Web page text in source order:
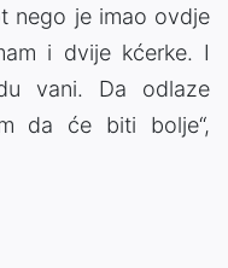
nego je imao ovdje
i dvije kćerke. I
vani. Da odlaze
da će biti bolje“,